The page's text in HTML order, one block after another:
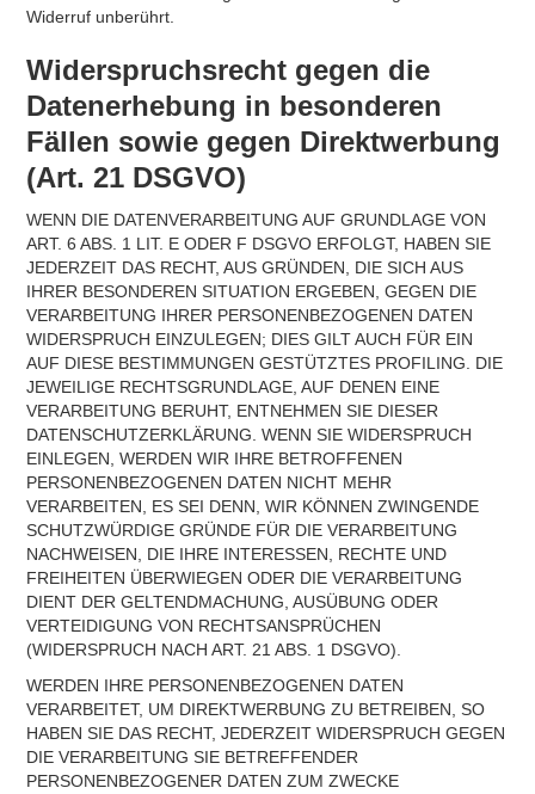
Widerruf unberührt.
Widerspruchsrecht gegen die
Datenerhebung in besonderen
Fällen sowie gegen Direktwerbung
(Art. 21 DSGVO)
WENN DIE DATENVERARBEITUNG AUF GRUNDLAGE VON
ART. 6 ABS. 1 LIT. E ODER F DSGVO ERFOLGT, HABEN SIE
JEDERZEIT DAS RECHT, AUS GRÜNDEN, DIE SICH AUS
IHRER BESONDEREN SITUATION ERGEBEN, GEGEN DIE
VERARBEITUNG IHRER PERSONENBEZOGENEN DATEN
WIDERSPRUCH EINZULEGEN; DIES GILT AUCH FÜR EIN
AUF DIESE BESTIMMUNGEN GESTÜTZTES PROFILING. DIE
JEWEILIGE RECHTSGRUNDLAGE, AUF DENEN EINE
VERARBEITUNG BERUHT, ENTNEHMEN SIE DIESER
DATENSCHUTZERKLÄRUNG. WENN SIE WIDERSPRUCH
EINLEGEN, WERDEN WIR IHRE BETROFFENEN
PERSONENBEZOGENEN DATEN NICHT MEHR
VERARBEITEN, ES SEI DENN, WIR KÖNNEN ZWINGENDE
SCHUTZWÜRDIGE GRÜNDE FÜR DIE VERARBEITUNG
NACHWEISEN, DIE IHRE INTERESSEN, RECHTE UND
FREIHEITEN ÜBERWIEGEN ODER DIE VERARBEITUNG
DIENT DER GELTENDMACHUNG, AUSÜBUNG ODER
VERTEIDIGUNG VON RECHTSANSPRÜCHEN
(WIDERSPRUCH NACH ART. 21 ABS. 1 DSGVO).
WERDEN IHRE PERSONENBEZOGENEN DATEN
VERARBEITET, UM DIREKTWERBUNG ZU BETREIBEN, SO
HABEN SIE DAS RECHT, JEDERZEIT WIDERSPRUCH GEGEN
DIE VERARBEITUNG SIE BETREFFENDER
PERSONENBEZOGENER DATEN ZUM ZWECKE